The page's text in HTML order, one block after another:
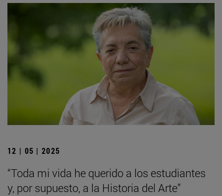
12 | 05 | 2025
“Toda mi vida he querido a los estudiantes
y, por supuesto, a la Historia del Arte”